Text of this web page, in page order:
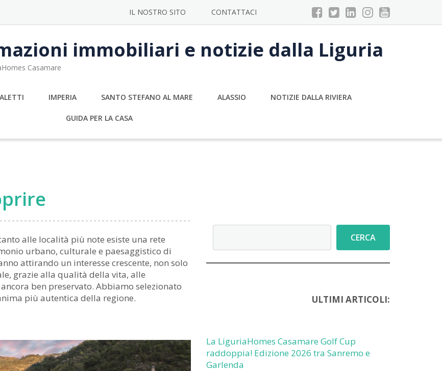
IL NOSTRO SITO CONTATTACI
immobiliari e notizie dalla Liguria
Casamare
IMPERIA SANTO STEFANO AL MARE ALASSIO NOTIZIE DALLA RIVIERA
GUIDA PER LA CASA
alle località più note esiste una rete
urbano, culturale e paesaggistico di
attirando un interesse crescente, non solo
grazie alla qualità della vita, alle
ben preservato. Abbiamo selezionato
più autentica della regione.
CERCA
ULTIMI ARTICOLI:
La LiguriaHomes Casamare Golf Cup
raddoppia! Edizione 2026 tra Sanremo e
Garlenda